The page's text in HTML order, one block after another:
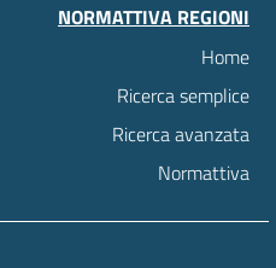
NORMATTIVA REGIONI
Home
Ricerca semplice
Ricerca avanzata
Normattiva